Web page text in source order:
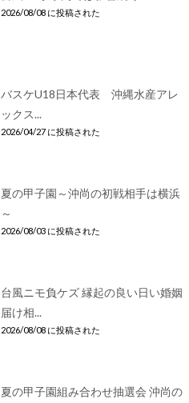
2026/08/08 に投稿された
バスケU18日本代表 沖縄水産アレ
ックス...
2026/04/27 に投稿された
夏の甲子園～沖尚の初戦相手は横浜
～
2026/08/03 に投稿された
台風ニモ負ケズ 縁起の良い日い婚姻
届け相...
2026/08/08 に投稿された
夏の甲子園組み合わせ抽選会 沖尚の